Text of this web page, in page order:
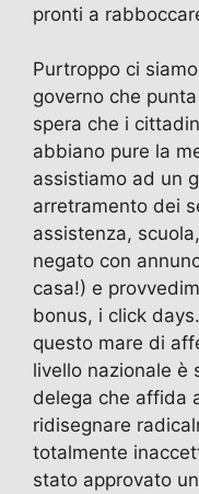
pronti a
Purtroppo ci
governo che
spera che i
abbiano pure la
assistiamo ad un
arretramento dei
assistenza,
negato con
casa!) e
bonus, i click
questo mare di
livello nazionale è
delega che affida
ridisegnare
totalmente
stato approvato